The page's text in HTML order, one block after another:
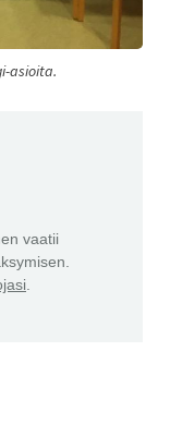
asioita.
vaatii